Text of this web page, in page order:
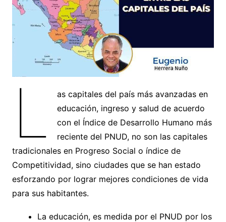
L
as capitales del país más avanzadas en
educación, ingreso y salud de acuerdo
con el Índice de Desarrollo Humano más
reciente del PNUD, no son las capitales
tradicionales en Progreso Social o índice de
Competitividad, sino ciudades que se han estado
esforzando por lograr mejores condiciones de vida
para sus habitantes.
La educación, es medida por el PNUD por los